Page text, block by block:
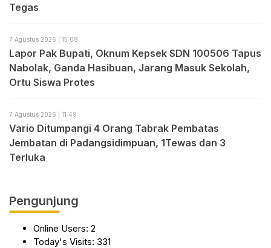
Tegas
7 Agustus 2026 | 15:08
Lapor Pak Bupati, Oknum Kepsek SDN 100506 Tapus
Nabolak, Ganda Hasibuan, Jarang Masuk Sekolah,
Ortu Siswa Protes
7 Agustus 2026 | 11:49
Vario Ditumpangi 4 Orang Tabrak Pembatas
Jembatan di Padangsidimpuan, 1Tewas dan 3
Terluka
Pengunjung
Online Users: 2
Today's Visits: 331